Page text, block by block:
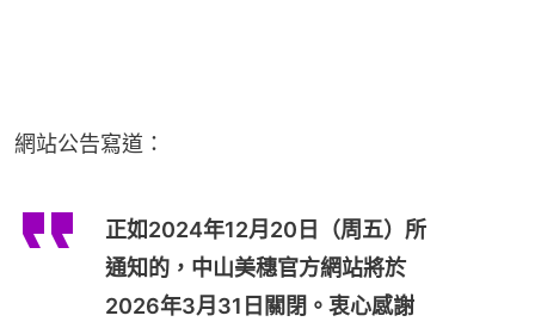
網站公告寫道：
正如2024年12月20日（周五）所
通知的，中山美穗官方網站將於
2026年3月31日關閉。衷心感謝